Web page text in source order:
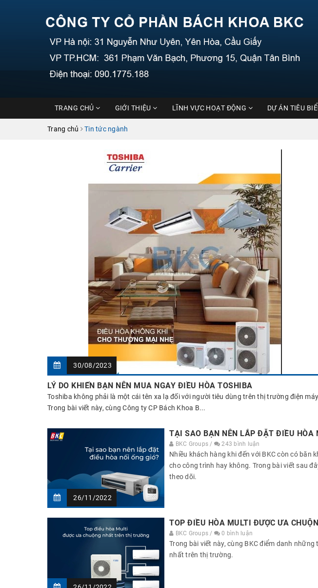
TRANG CHỦ GIỚI THIỆU LĨNH VỰC HOẠT ĐỘNG DỰ ÁN TIÊU
Trang chủ Tin tức ngành
30/08/2023
LÝ DO KHIẾN BẠN NÊN MUA NGAY ĐIỀU HÒA TOSHIBA
Toshiba không phải là một cái tên xa lạ đối với người tiêu dùng trên thị trường điện
Trong bài viết này, cùng Công ty CP Bách Khoa B...
26/11/2022
TẠI SAO BẠN NÊN LẮP ĐẶT ĐIỀU HÒA
BKC Groups / 243 bình luận
Nhiều khách hàng khi đến với BKC còn có băn
cho công trình hay không. Trong bài viết sau
theo dõi.
TOP ĐIỀU HÒA MULTI ĐƯỢC ƯA
BKC Groups / 0 bình luận
Trong bài viết này, cùng BKC điểm danh
nhất trên thị trường.